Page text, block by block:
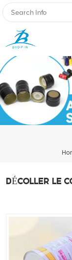
DÉCOLLER LE